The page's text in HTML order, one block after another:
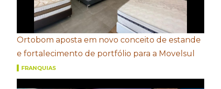
Ortobom aposta em novo conceito de estande
e fortalecimento de portfólio para a Movelsul
FRANQUIAS